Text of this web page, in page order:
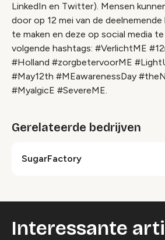
LinkedIn en Twitter). Mensen
door op 12 mei van de
te maken en deze op social media
volgende hashtags: #VerlichtME
#Holland #zorgbetervoorME
#May12th #MEawarenessDay
#MyalgicE #SevereME.
Gerelateerde bedrijven
SugarFactory
Interessante